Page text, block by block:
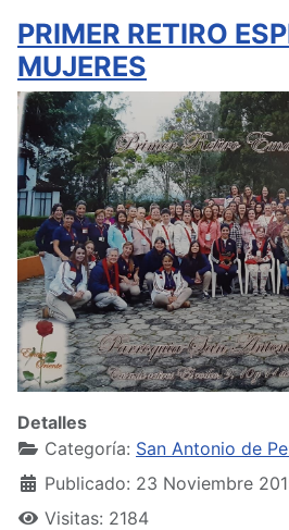
PRIMER RETIRO
MUJERES
Detalles
Categoría: San Antonio de
Publicado: 23 Noviembre
Visitas: 2184